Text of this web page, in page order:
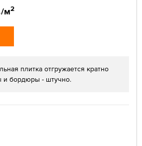
/м2
плитка отгружается кратно
и бордюры - штучно.